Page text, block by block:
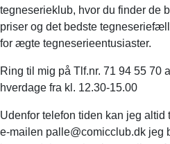
tegneserieklub, hvor du finder de
priser og det bedste
for ægte tegneserieentusiaster.
Ring til mig på Tlf.nr. 71 94 55 70
hverdage fra kl. 12.30-15.00
Udenfor telefon tiden kan jeg altid
e-mailen palle@comicclub.dk jeg